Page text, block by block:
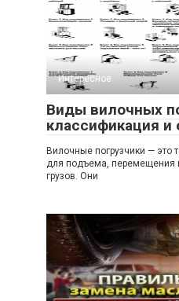
Интересное
Виды вилочных
классификация и
Вилочные погрузчики — это
для подъема, перемещения
грузов. Они